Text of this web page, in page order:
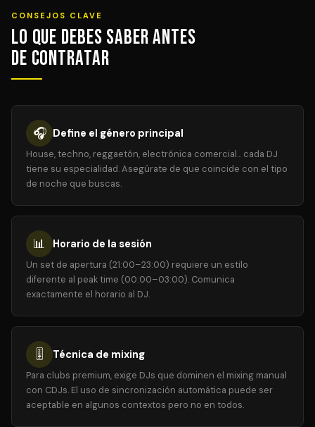
CONSEJOS CLAVE
Lo que debes saber antes
de contratar
🎧 Define el género principal
House, techno, reggaetón, electrónica comercial... cada DJ
tiene su especialidad. Asegúrate de que coincide con el tipo
de noche que buscas.
📊 Horario de la sesión
Un set de apertura (21:00–23:00) requiere un estilo
diferente al peak time (00:00–03:00). Comunica
exactamente el horario al DJ.
🎚️ Técnica de mixing
Para clubs premium, exige DJs que dominen el mixing manual
con CDJs. El uso de sincronización automática puede ser
aceptable en algunos contextos pero no en todos.